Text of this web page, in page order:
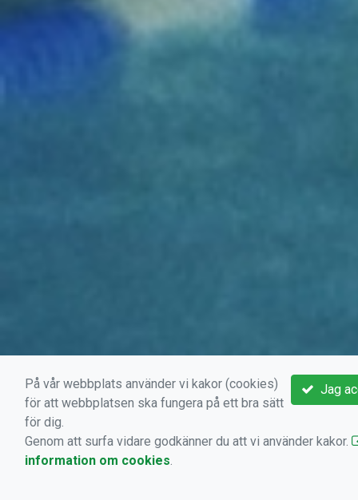
Jag
På vår webbplats använder vi kakor (cookies)
för att webbplatsen ska fungera på ett bra sätt
för dig.
Genom att surfa vidare godkänner du att vi använder kakor.
information om cookies.